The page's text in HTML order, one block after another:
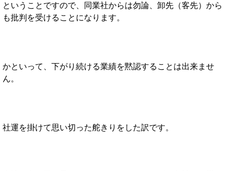
ということですので、同業社からは勿論、卸先（客先）から
も批判を受けることになります。
かといって、下がり続ける業績を黙認することは出来ませ
ん。
社運を掛けて思い切った舵きりをした訳です。